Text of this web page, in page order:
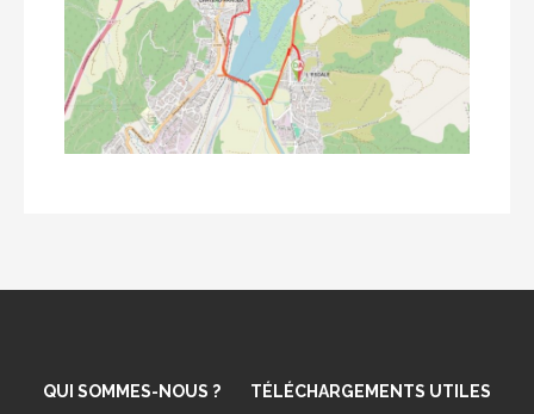
QUI SOMMES-NOUS ? TÉLÉCHARGEMENTS UTILES